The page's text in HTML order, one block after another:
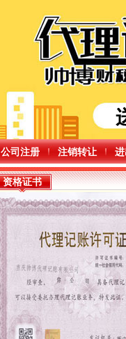
公司注册 注销转让
资格证书